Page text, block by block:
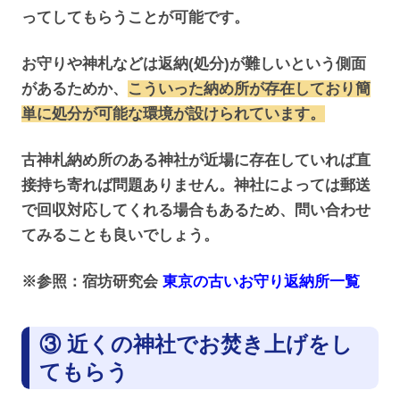
ってしてもらうことが可能です。
お守りや神札などは返納(処分)が難しいという側面
があるためか、
こういった納め所が存在しており簡
単に処分が可能な環境が設けられています。
古神札納め所のある神社が近場に存在していれば直
接持ち寄れば問題ありません。神社によっては郵送
で回収対応してくれる場合もあるため、問い合わせ
てみることも良いでしょう。
※参照：宿坊研究会 東京の古いお守り返納所一覧
③ 近くの神社でお焚き上げをし
てもらう